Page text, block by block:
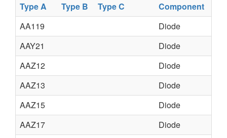
Type A Type B Type C
Component
AA119
Diode
AAY21
Diode
AAZ12
Diode
AAZ13
Diode
AAZ15
Diode
AAZ17
Diode